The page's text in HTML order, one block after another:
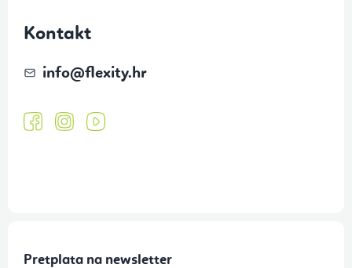
Kontakt
info@flexity.hr
Pretplata na newsletter